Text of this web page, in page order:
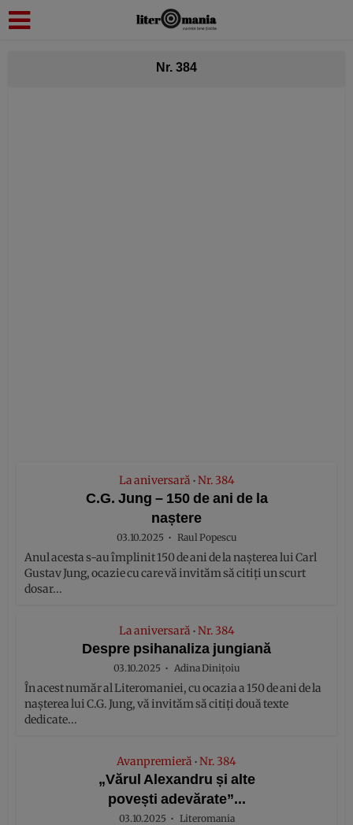
Nr. 384
La aniversară • Nr. 384
C.G. Jung – 150 de ani de la
naștere
03.10.2025 Raul Popescu
Anul acesta s-au împlinit 150 de ani de la nașterea lui Carl
Gustav Jung, ocazie cu care vă invităm să citiți un scurt
dosar...
La aniversară • Nr. 384
Despre psihanaliza jungiană
03.10.2025 Adina Dinițoiu
În acest număr al Literomaniei, cu ocazia a 150 de ani de la
nașterea lui C.G. Jung, vă invităm să citiți două texte
dedicate...
Avanpremieră • Nr. 384
„Vărul Alexandru și alte
povești adevărate”...
03.10.2025 Literomania
modal-check